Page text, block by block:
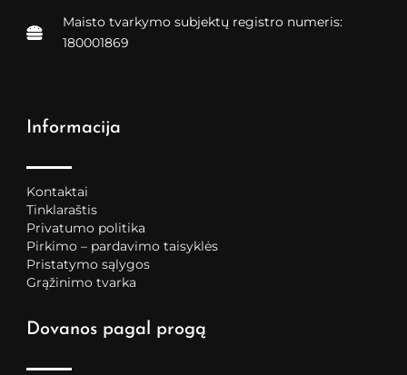
Maisto tvarkymo subjektų registro numeris:
180001869
Informacija
Kontaktai
Tinklaraštis
Privatumo politika
Pirkimo – pardavimo taisyklės
Pristatymo sąlygos
Grąžinimo tvarka
Dovanos pagal progą